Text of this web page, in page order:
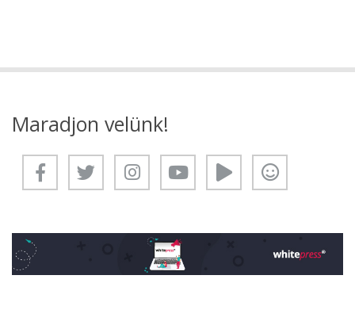
Maradjon velünk!